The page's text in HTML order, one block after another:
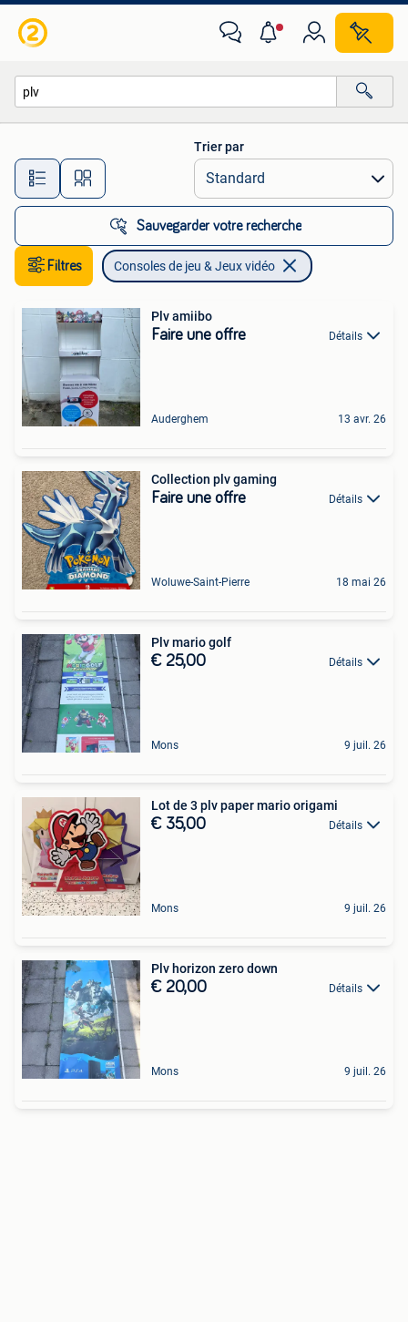
Toutes les distances…
Trier par
Sauvegarder votre recherche
Filtres Consoles de jeu & Jeux vidéo
Plv amiibo
Faire une offre Détails
Auderghem 13 avr. 26
Collection plv gaming
Faire une offre Détails
Woluwe-Saint-Pierre 18 mai 26
Plv mario golf
€ 25,00 Détails
Mons 9 juil. 26
Lot de 3 plv paper mario origami
€ 35,00 Détails
Mons 9 juil. 26
Plv horizon zero down
€ 20,00 Détails
Mons 9 juil. 26